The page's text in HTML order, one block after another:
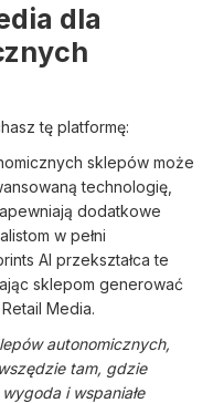
dla
tę platformę:
sklepów może
technologię,
dodatkowe
w pełni
AI przekształca te
sklepom generować
Media.
autonomicznych,
tam, gdzie
i wspaniałe